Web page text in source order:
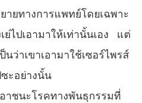
ยทางการแพทย์โดยเฉพาะ
ย่ไปเอามาให้เท่านั้นเอง แต่
ว่าเขาเอามาใช้เซอร์ไพรส์
ะอย่างนั้น
าชนะโรคทางพันธุกรรมที่